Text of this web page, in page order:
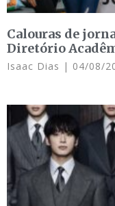
Calouras de
Diretório
Isaac Dias 04/08/